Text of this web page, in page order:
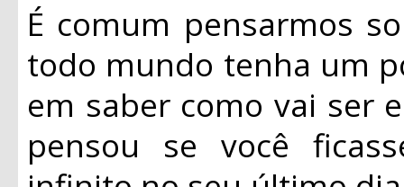
É comum pensarmos
todo mundo tenha um
em saber como vai ser
pensou se você